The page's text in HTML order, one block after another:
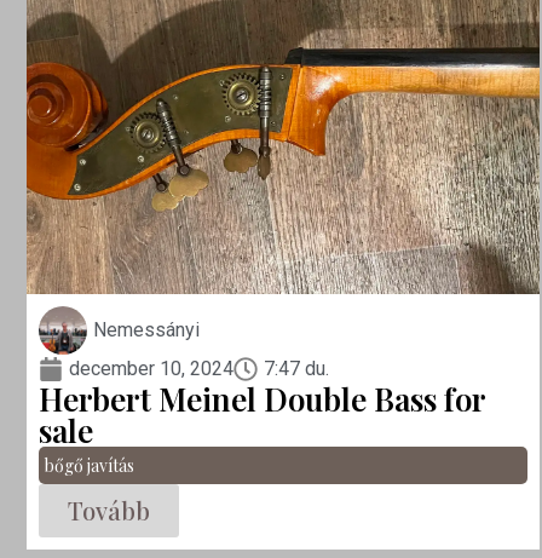
Nemessányi
december 10, 2024
7:47 du.
Herbert Meinel Double Bass for
sale
bőgő javítás
Tovább